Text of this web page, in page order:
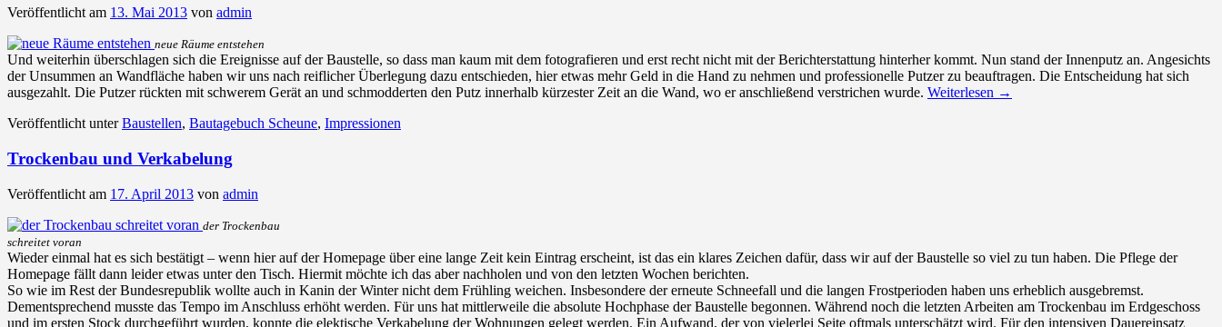
Veröffentlicht am 13. Mai 2013 von admin
neue Räume entstehen
Und weiterhin überschlagen sich die Ereignisse auf der Baustelle, so dass man kaum mit dem fotografieren und erst recht nicht mit der Berichterstattung hinterher kommt. Nun stand der Innenputz an. Angesichts
der Unsummen an Wandfläche haben wir uns nach reiflicher Überlegung dazu entschieden, hier etwas mehr Geld in die Hand zu nehmen und professionelle Putzer zu beauftragen. Die Entscheidung hat sich
ausgezahlt. Die Putzer rückten mit schwerem Gerät an und schmodderten den Putz innerhalb kürzester Zeit an die Wand, wo er anschließend verstrichen wurde. Weiterlesen →
Veröffentlicht unter Baustellen, Bautagebuch Scheune, Impressionen
Trockenbau und Verkabelung
Veröffentlicht am 17. April 2013 von admin
der Trockenbau
schreitet voran
Wieder einmal hat es sich bestätigt – wenn hier auf der Homepage über eine lange Zeit kein Eintrag erscheint, ist das ein klares Zeichen dafür, dass wir auf der Baustelle so viel zu tun haben. Die Pflege der
Homepage fällt dann leider etwas unter den Tisch. Hiermit möchte ich das aber nachholen und von den letzten Wochen berichten.
So wie im Rest der Bundesrepublik wollte auch in Kanin der Winter nicht dem Frühling weichen. Insbesondere der erneute Schneefall und die langen Frostperioden haben uns erheblich ausgebremst.
Dementsprechend musste das Tempo im Anschluss erhöht werden. Für uns hat mittlerweile die absolute Hochphase der Baustelle begonnen. Während noch die letzten Arbeiten am Trockenbau im Erdgeschoss
und im ersten Stock durchgeführt wurden, konnte die elektische Verkabelung der Wohnungen gelegt werden. Ein Aufwand, der von vielerlei Seite oftmals unterschätzt wird. Für den intensiven Dauereinsatz